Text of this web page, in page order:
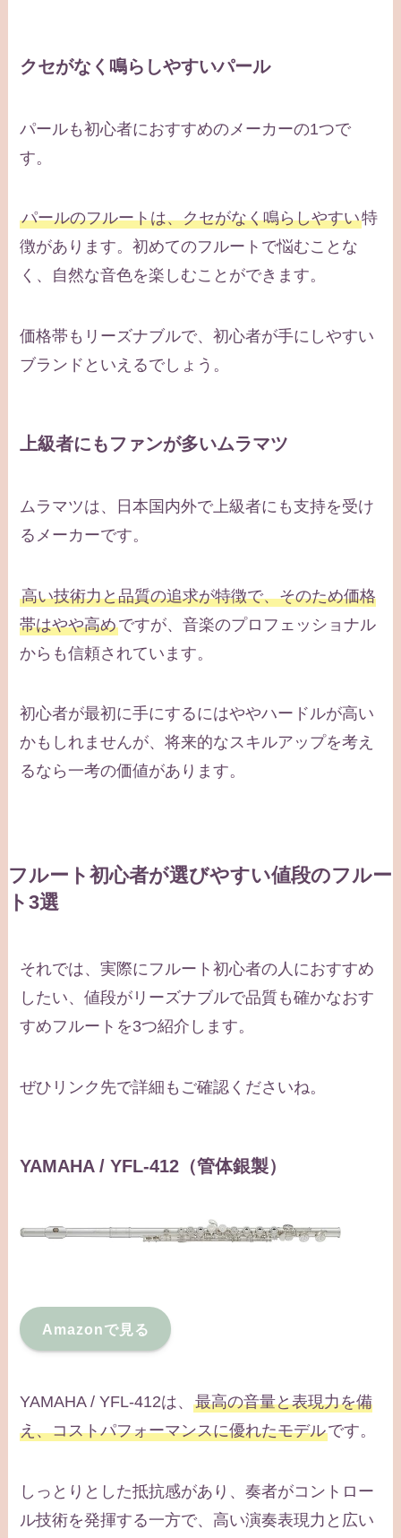
クセがなく鳴らしやすいパール
パールも初心者におすすめのメーカーの1つで
す。
パールのフルートは、クセがなく鳴らしやすい特
徴があります。初めてのフルートで悩むことな
く、自然な音色を楽しむことができます。
価格帯もリーズナブルで、初心者が手にしやすい
ブランドといえるでしょう。
上級者にもファンが多いムラマツ
ムラマツは、日本国内外で上級者にも支持を受け
るメーカーです。
高い技術力と品質の追求が特徴で、そのため価格
帯はやや高めですが、音楽のプロフェッショナル
からも信頼されています。
初心者が最初に手にするにはややハードルが高い
かもしれませんが、将来的なスキルアップを考え
るなら一考の価値があります。
フルート初心者が選びやすい値段のフルー
ト3選
それでは、実際にフルート初心者の人におすすめ
したい、値段がリーズナブルで品質も確かなおす
すめフルートを3つ紹介します。
ぜひリンク先で詳細もご確認くださいね。
YAMAHA / YFL-412（管体銀製）
Amazonで見る
YAMAHA / YFL-412は、最高の音量と表現力を備
え、コストパフォーマンスに優れたモデルです。
しっとりとした抵抗感があり、奏者がコントロー
ル技術を発揮する一方で、高い演奏表現力と広い